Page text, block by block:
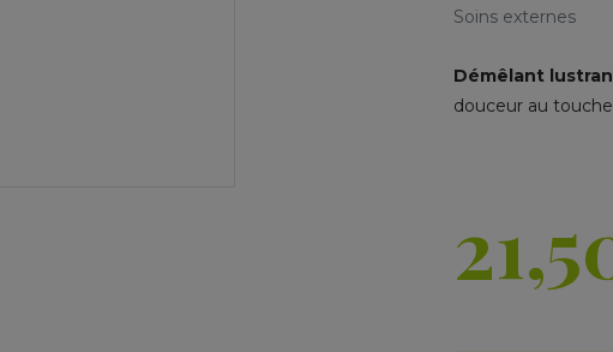
Soins externes
Démêlant
douceur au